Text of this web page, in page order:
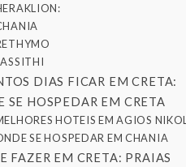
DIAS FICAR EM CRETA:
SE HOSPEDAR EM CRETA
HOTEIS EM AGIOS
SE HOSPEDAR EM CHANIA
FAZER EM CRETA: PRAIAS